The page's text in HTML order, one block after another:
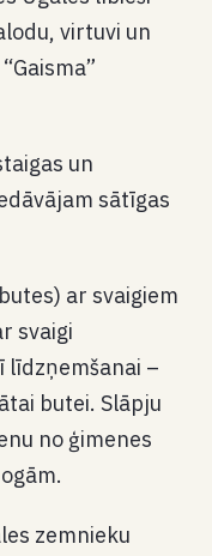
virtuvi un
un
sātīgas
ar svaigiem
svaigi
līdzņemšanai –
butei. Slāpju
no ģimenes
zemnieku